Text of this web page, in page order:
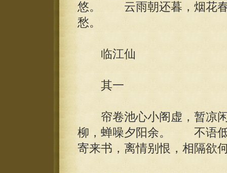
悠。 云雨朝还暮，烟花春
愁。
临江仙
其一
帘卷池心小阁虚，暂凉闲
柳，蝉噪夕阳余。 不语低
寄来书，离情别恨，相隔欲